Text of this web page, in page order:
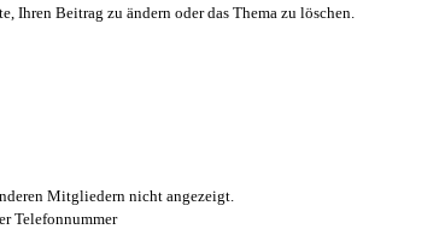
Ihren Beitrag zu ändern oder das Thema zu löschen.
Mitgliedern nicht angezeigt.
Telefonnummer